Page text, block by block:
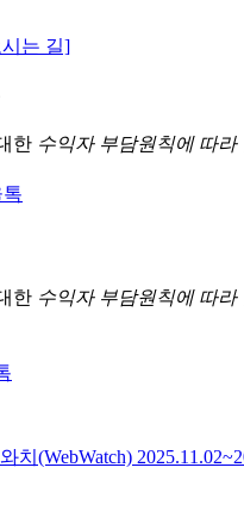
는 길]
한 수익자 부담원칙에 따라
한 수익자 부담원칙에 따라